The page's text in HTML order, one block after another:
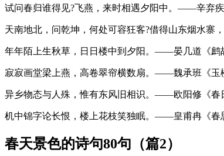
试问春归谁得见?飞燕，来时相遇夕阳中。——辛弃疾
天南地北，问乾坤，何处可容狂客?借得山东烟水寨
年年陌上生秋草，日日楼中到夕阳。——晏几道《鹧
寂寂画堂梁上燕，高卷翠帘横数扇。——魏承班《玉
异乡物态与人殊，惟有东风旧相识。——欧阳修《春
机中锦字论长恨，楼上花枝笑独眠。——皇甫冉《春
春天景色的诗句80句（篇2）